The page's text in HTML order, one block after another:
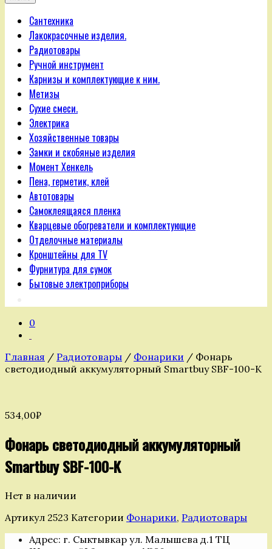
Сантехника
Лакокрасочные изделия.
Радиотовары
Ручной инструмент
Карнизы и комплектующие к ним.
Метизы
Сухие смеси.
Электрика
Хозяйственные товары
Замки и скобяные изделия
Момент Хенкель
Пена, герметик, клей
Автотовары
Самоклеящаяся пленка
Кварцевые обогреватели и комплектующие
Отделочные материалы
Кронштейны для TV
Фурнитура для сумок
Бытовые электроприборы
0
Главная / Радиотовары / Фонарики / Фонарь
светодиодный аккумуляторный Smartbuy SBF-100-K
534,00₽
Фонарь светодиодный аккумуляторный
Smartbuy SBF-100-K
Нет в наличии
Артикул 2523 Категории Фонарики, Радиотовары
Адрес: г. Сыктывкар ул. Малышева д.1 ТЦ